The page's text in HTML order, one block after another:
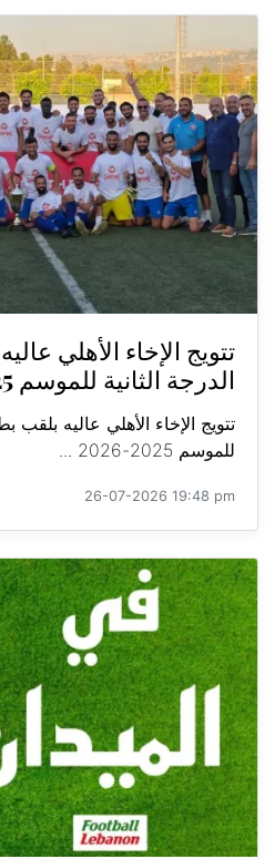
تتويج الإخاء الأهلي
الدرجة الثانية للموسم 2025-2026
تتويج الإخاء الأهلي عاليه بلقب
للموسم 2025-2026 ...
26-07-2026 19:48 pm